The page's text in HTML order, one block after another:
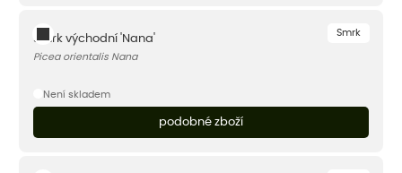
Smrk
Smrk východní 'Nana'
Picea orientalis Nana
Není skladem
podobné zboží